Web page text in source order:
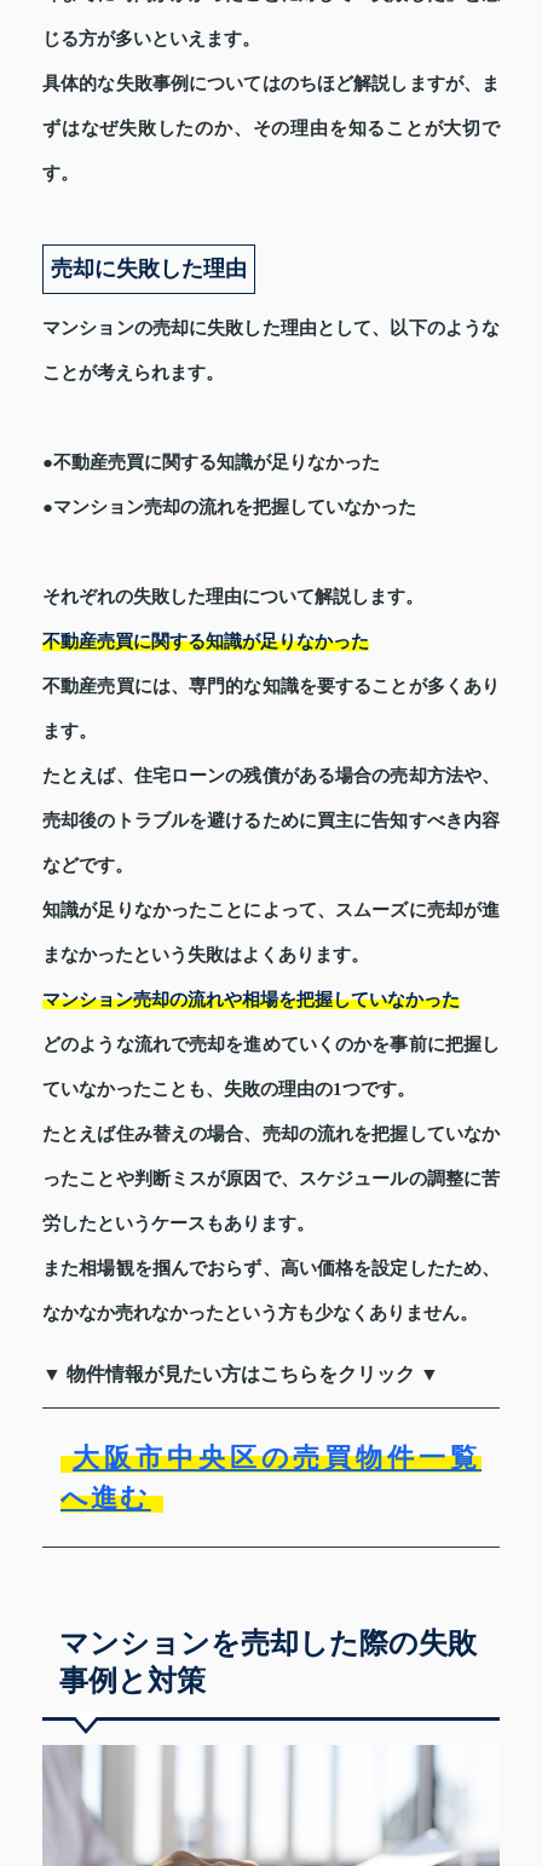
じる方が多いといえます。
具体的な失敗事例についてはのちほど解説しますが、ま
ずはなぜ失敗したのか、その理由を知ることが大切で
す。
売却に失敗した理由
マンションの売却に失敗した理由として、以下のような
ことが考えられます。
●不動産売買に関する知識が足りなかった
●マンション売却の流れを把握していなかった
それぞれの失敗した理由について解説します。
不動産売買に関する知識が足りなかった
不動産売買には、専門的な知識を要することが多くあり
ます。
たとえば、住宅ローンの残債がある場合の売却方法や、
売却後のトラブルを避けるために買主に告知すべき内容
などです。
知識が足りなかったことによって、スムーズに売却が進
まなかったという失敗はよくあります。
マンション売却の流れや相場を把握していなかった
どのような流れで売却を進めていくのかを事前に把握し
ていなかったことも、失敗の理由の1つです。
たとえば住み替えの場合、売却の流れを把握していなか
ったことや判断ミスが原因で、スケジュールの調整に苦
労したというケースもあります。
また相場観を掴んでおらず、高い価格を設定したため、
なかなか売れなかったという方も少なくありません。
▼ 物件情報が見たい方はこちらをクリック ▼
大阪市中央区の売買物件一覧
へ進む
マンションを売却した際の失敗
事例と対策